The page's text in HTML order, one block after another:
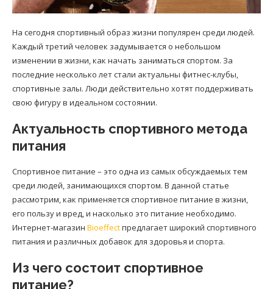
На сегодня спортивный образ жизни популярен среди людей.
Каждый третий человек задумывается о небольшом
изменении в жизни, как начать заниматься спортом. За
последние несколько лет стали актуальны фитнес-клубы,
спортивные залы. Люди действительно хотят поддерживать
свою фигуру в идеальном состоянии.
Актуальность спортивного метода
питания
Спортивное питание – это одна из самых обсуждаемых тем
среди людей, занимающихся спортом. В данной статье
рассмотрим, как применяется спортивное питание в жизни,
его пользу и вред, и насколько это питание необходимо.
Интернет-магазин Bioeffectпредлагает широкий спортивного
питания и различных добавок для здоровья и спорта.
Из чего состоит спортивное
питание?